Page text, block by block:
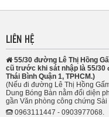
LIÊN HỆ
55/30 đường Lê Thị Hồng
cũ trước khi sát nhập là 55/30
Thái Bình Quận 1, TPHCM.)
(Nếu đi đường Lê Thị Hồng
Dung Bóng Bàn nằm đối diện
gần Văn phòng công chứng Sài
0963111447 - 0903977068.